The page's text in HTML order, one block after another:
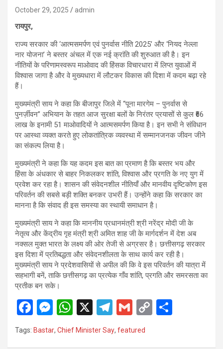
October 29, 2025 admin
रायपुर,
राज्य सरकार की ‘आत्मसमर्पण एवं पुनर्वास नीति 2025’ और ‘नियद नेल्ला
नार योजना’ ने बस्तर अंचल में एक नई क्रांति की शुरुआत की है। इन
नीतियों के परिणामस्वरूप माओवाद की हिंसक विचारधारा में लिप्त युवाओं में
विश्वास जागा है और वे मुख्यधारा में लौटकर विकास की दिशा में कदम बढ़ा रहे
हैं।
मुख्यमंत्री साय ने कहा कि बीजापुर जिले में “पूना मारगेम – पुनर्वास से
पुनर्ज़ीवन” अभियान के तहत आज सुरक्षा बलों के निरंतर प्रयासों से कुल ₹66
लाख के इनामी 51 माओवादियों ने आत्मसमर्पण किया है। इन सभी ने संविधान
पर आस्था व्यक्त करते हुए लोकतांत्रिक व्यवस्था में सम्मानजनक जीवन जीने
का संकल्प लिया है।
मुख्यमंत्री ने कहा कि यह कदम इस बात का प्रमाण है कि बस्तर भय और
हिंसा के अंधकार से बाहर निकलकर शांति, विश्वास और प्रगति के नए युग में
प्रवेश कर रहा है। शासन की संवेदनशील नीतियाँ और मानवीय दृष्टिकोण इस
परिवर्तन की सबसे बड़ी शक्ति बनकर उभरी हैं। उन्होंने कहा कि सरकार का
मानना है कि संवाद ही इस समस्या का स्थायी समाधान है।
मुख्यमंत्री साय ने कहा कि माननीय प्रधानमंत्री श्री नरेंद्र मोदी जी के
नेतृत्व और केंद्रीय गृह मंत्री श्री अमित शाह जी के मार्गदर्शन में देश अब
नक्सल मुक्त भारत के लक्ष्य की ओर तेजी से अग्रसर है। छत्तीसगढ़ सरकार
इस दिशा में प्रतिबद्धता और संवेदनशीलता के साथ कार्य कर रही है।
मुख्यमंत्री साय ने प्रदेशवासियों से अपील की कि वे इस परिवर्तन की यात्रा में
सहभागी बनें, ताकि छत्तीसगढ़ का प्रत्येक गाँव शांति, प्रगति और समरसता का
प्रतीक बन सके।
F
a
ce
M
es
se
W
h
at
X
T
el
e
G
m
ail
C
Tags: Bastar, Chief Minister Say, featured